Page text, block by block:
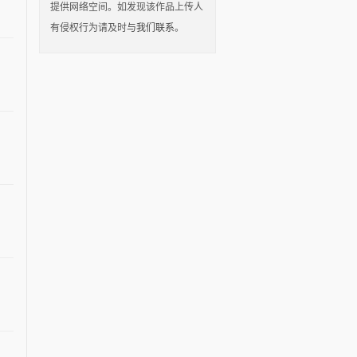
提供网络空间。如发现该作品上传人
有侵权行为请及时与我们联系。